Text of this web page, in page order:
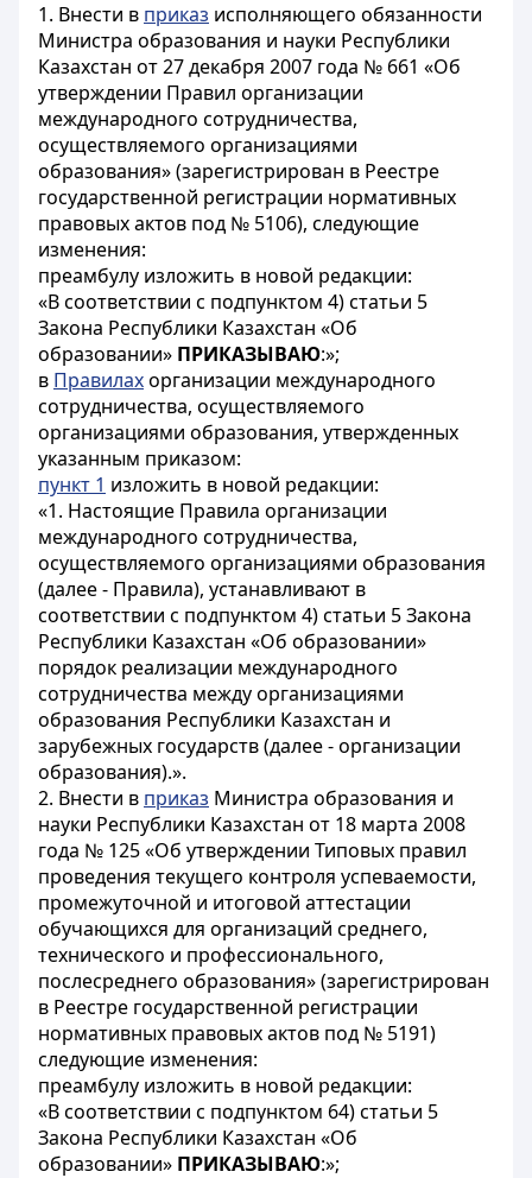
1. Внести в приказ исполняющего обязанности
Министра образования и науки Республики
Казахстан от 27 декабря 2007 года № 661 «Об
утверждении Правил организации
международного сотрудничества,
осуществляемого организациями
образования» (зарегистрирован в Реестре
государственной регистрации нормативных
правовых актов под № 5106), следующие
изменения:
преамбулу изложить в новой редакции:
«В соответствии с подпунктом 4) статьи 5
Закона Республики Казахстан «Об
образовании» ПРИКАЗЫВАЮ:»;
в Правилахорганизации международного
сотрудничества, осуществляемого
организациями образования, утвержденных
указанным приказом:
пункт 1 изложить в новой редакции:
«1. Настоящие Правила организации
международного сотрудничества,
осуществляемого организациями образования
(далее - Правила), устанавливают в
соответствии с подпунктом 4) статьи 5 Закона
Республики Казахстан «Об образовании»
порядок реализации международного
сотрудничества между организациями
образования Республики Казахстан и
зарубежных государств (далее - организации
образования).».
2. Внести в приказ Министра образования и
науки Республики Казахстан от 18 марта 2008
года № 125 «Об утверждении Типовых правил
проведения текущего контроля успеваемости,
промежуточной и итоговой аттестации
обучающихся для организаций среднего,
технического и профессионального,
послесреднего образования» (зарегистрирован
в Реестре государственной регистрации
нормативных правовых актов под № 5191)
следующие изменения:
преамбулу изложить в новой редакции:
«В соответствии с подпунктом 64) статьи 5
Закона Республики Казахстан «Об
образовании» ПРИКАЗЫВАЮ:»;